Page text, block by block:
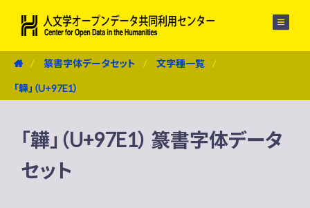
篆書字体データセット 文字種一覧
「韡」（U+97E1）
「韡」（U+97E1） 篆書字体データ
セット